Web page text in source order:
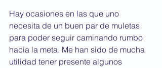
Hay ocasiones en las que uno
necesita de un buen par de muletas
para poder seguir caminando rumbo
hacia la meta. Me han sido de mucha
utilidad tener presente algunos